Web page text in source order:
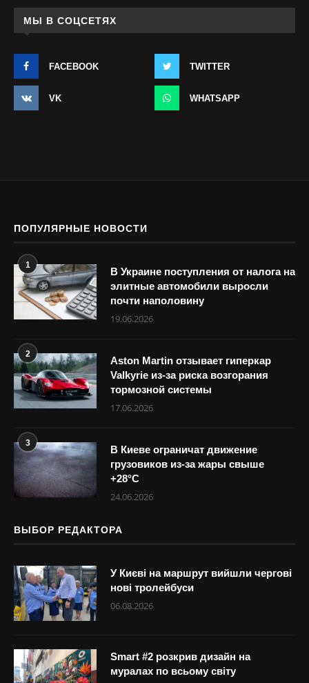
МЫ В СОЦСЕТЯХ
FACEBOOK TWITTER
VK WHATSAPP
ПОПУЛЯРНЫЕ НОВОСТИ
1
В Украине поступления от налога на
элитные автомобили выросли
почти наполовину
19.06.2026
2
Aston Martin отзывает гиперкар
Valkyrie из-за риска возгорания
тормозной системы
17.06.2026
3
В Киеве ограничат движение
грузовиков из-за жары свыше
+28°С
24.06.2026
ВЫБОР РЕДАКТОРА
У Києві на маршрут вийшли чергові
нові тролейбуси
06.08.2026
Smart #2 розкрив дизайн на
муралах по всьому світу